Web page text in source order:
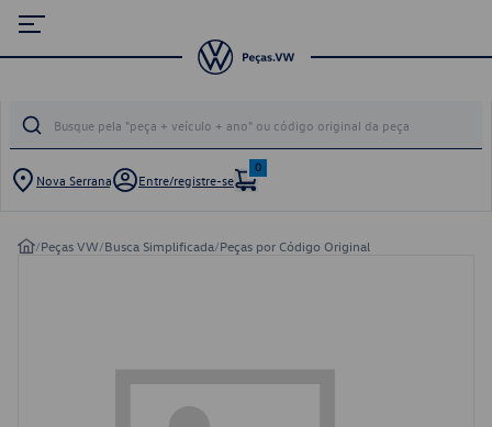
Nova Serrana Entre/registre-se
0
/Peças VW/Busca Simplificada/Peças por Código Original